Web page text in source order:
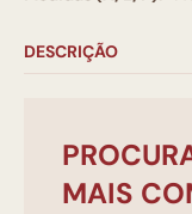
DESCRIÇÃO
MAIS